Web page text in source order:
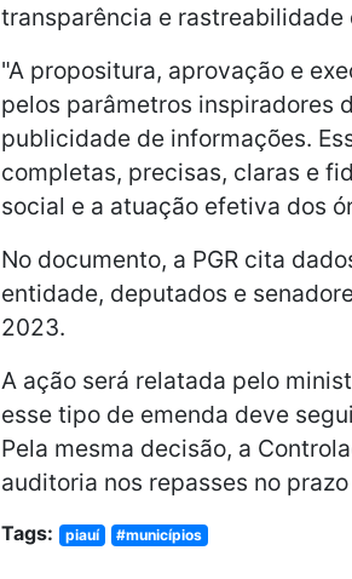
transparência e rastreabilidade
"A propositura, aprovação e
pelos parâmetros inspiradores
publicidade de informações.
completas, precisas, claras e
social e a atuação efetiva dos
No documento, a PGR cita
entidade, deputados e
2023.
A ação será relatada pelo
esse tipo de emenda deve
Pela mesma decisão, a
auditoria nos repasses no
Tags: piauí #municípios